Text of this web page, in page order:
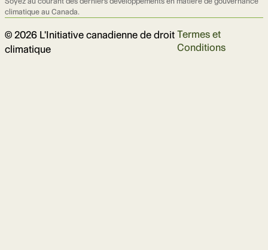
climatique au Canada.
© 2026 L'Initiative canadienne de droit
climatique
Termes et
Conditions